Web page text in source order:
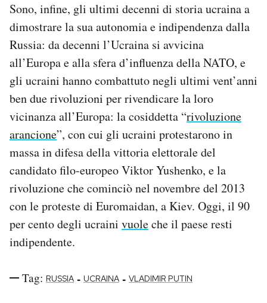
Sono, infine, gli ultimi decenni di storia ucraina a
dimostrare la sua autonomia e indipendenza dalla
Russia: da decenni l’Ucraina si avvicina
all’Europa e alla sfera d’influenza della NATO, e
gli ucraini hanno combattuto negli ultimi vent’anni
ben due rivoluzioni per rivendicare la loro
vicinanza all’Europa: la cosiddetta “rivoluzione
arancione”, con cui gli ucraini protestarono in
massa in difesa della vittoria elettorale del
candidato filo-europeo Viktor Yushenko, ela
rivoluzione che cominciò nel novembre del 2013
con le proteste di Euromaidan, a Kiev. Oggi, il 90
per cento degli ucraini vuoleche il paese resti
indipendente.
Tag: RUSSIA - UCRAINA - VLADIMIR PUTIN